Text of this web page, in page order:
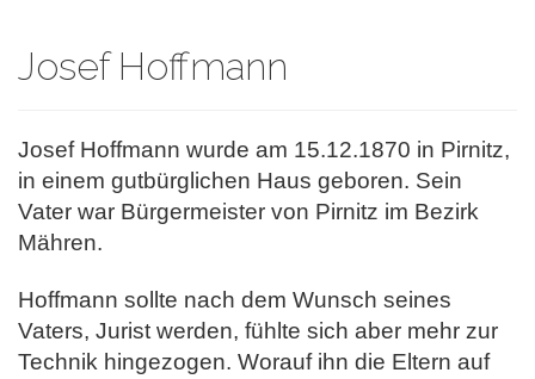
Josef Hoffmann
Josef Hoffmann wurde am 15.12.1870 in Pirnitz,
in einem gutbürglichen Haus geboren. Sein
Vater war Bürgermeister von Pirnitz im Bezirk
Mähren.
Hoffmann sollte nach dem Wunsch seines
Vaters, Jurist werden, fühlte sich aber mehr zur
Technik hingezogen. Worauf ihn die Eltern auf